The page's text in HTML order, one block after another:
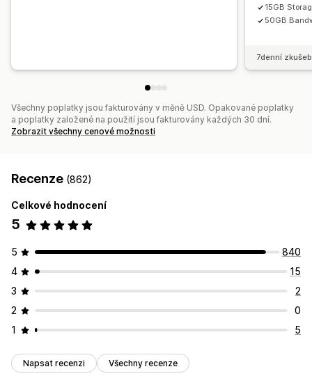
15GB
50GB
7denní
Všechny poplatky jsou fakturovány v měně USD. Opakované poplatky
a poplatky založené na použití jsou fakturovány každých 30 dní.
Zobrazit všechny cenové možnosti
Recenze (862)
Celkové hodnocení
5
5
840
4
15
3
2
2
0
1
5
Napsat recenzi Všechny recenze